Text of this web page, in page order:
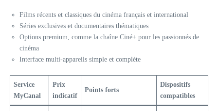
Films récents et classiques du cinéma français et international
Séries exclusives et documentaires thématiques
Options premium, comme la chaîne Ciné+ pour les passionnés de
cinéma
Interface multi-appareils simple et complète
Service
MyCanal
Prix
indicatif
Points forts
Dispositifs
compatibles